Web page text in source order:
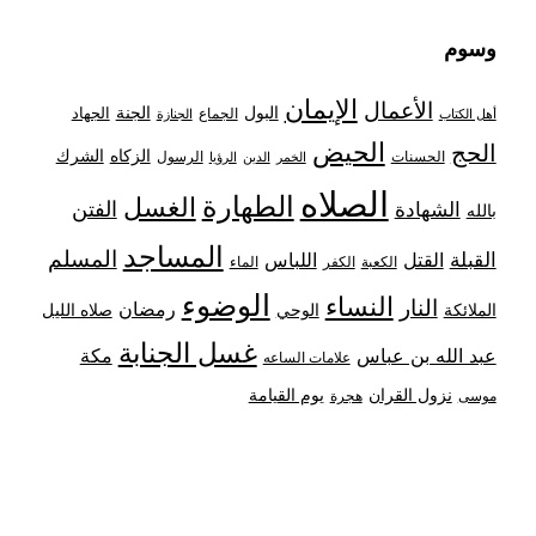
وسوم
أهل الكتاب الأعمال الإيمان البول الجماع الجنازة الجنة الجهاد
الحج الحسنات الحيض الخمر الدين الرؤيا الرسول الزكاه الشرك
بالله الشهادة الصلاه الطهارة الغسل الفتن
القبلة القتل الكعبة الكفر اللباس الماء المساجد المسلم
الملائكة النار النساء الوحي الوضوء رمضان صلاه الليل
عبد الله بن عباس علامات الساعه غسل الجنابة مكة
موسى نزول القران هجرة يوم القيامة